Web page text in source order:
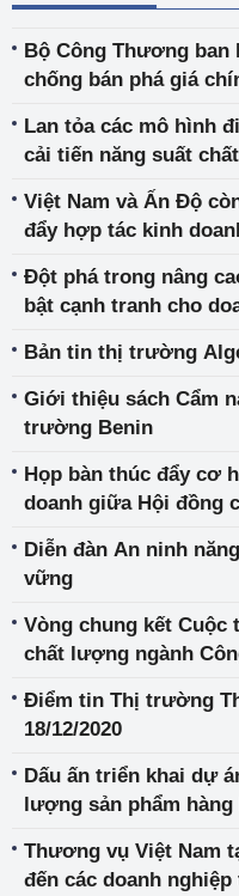
Bộ Công Thương ban
chống bán phá giá
Lan tỏa các mô hình
cải tiến năng suất
Việt Nam và Ấn Độ
đẩy hợp tác kinh
Đột phá trong nâng
bật cạnh tranh cho
Bản tin thị trường
Giới thiệu sách Cẩm
trường Benin
Họp bàn thúc đẩy cơ
doanh giữa Hội đồng
Bra-xin (APEXBRASIL)
Diễn đàn An ninh
vững
Vòng chung kết Cuộc
chất lượng ngành
Điểm tin Thị trường
18/12/2020
Dấu ấn triển khai dự
lượng sản phẩm
Thương vụ Việt Nam
đến các doanh